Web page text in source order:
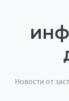
Новости от